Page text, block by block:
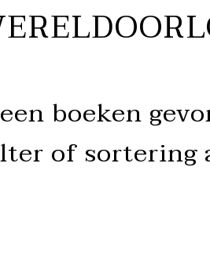
boeken
of sortering